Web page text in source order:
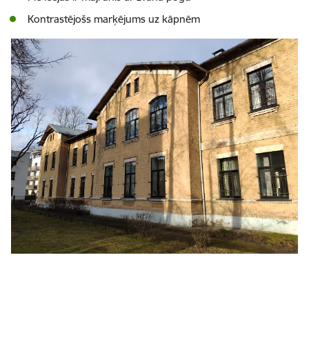
Kontrastējošs marķējums uz kāpnēm